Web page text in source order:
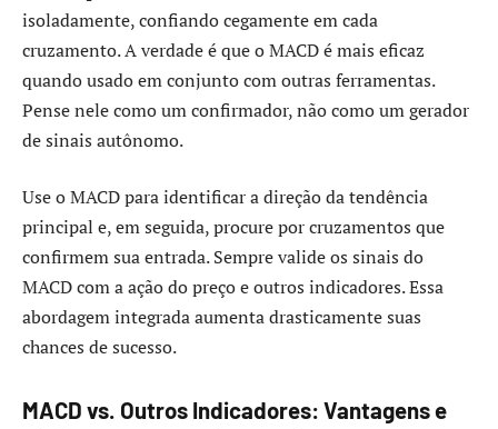
isoladamente, confiando cegamente em cada
cruzamento. A verdade é que o MACD é mais eficaz
quando usado em conjunto com outras ferramentas.
Pense nele como um confirmador, não como um gerador
de sinais autônomo.
Use o MACD para identificar a direção da tendência
principal e, em seguida, procure por cruzamentos que
confirmem sua entrada. Sempre valide os sinais do
MACD com a ação do preço e outros indicadores. Essa
abordagem integrada aumenta drasticamente suas
chances de sucesso.
MACD vs. Outros Indicadores: Vantagens e